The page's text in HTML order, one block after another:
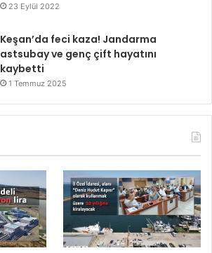
23 Eylül 2022
Keşan’da feci kaza! Jandarma
astsubay ve genç çift hayatını
kaybetti
1 Temmuz 2025